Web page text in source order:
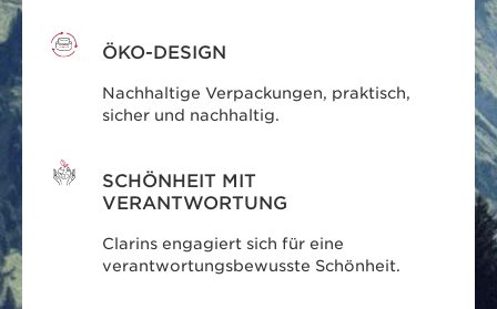
ÖKO-DESIGN
Nachhaltige Verpackungen, praktisch,
sicher und nachhaltig.
SCHÖNHEIT MIT
VERANTWORTUNG
Clarins engagiert sich für eine
verantwortungsbewusste Schönheit.